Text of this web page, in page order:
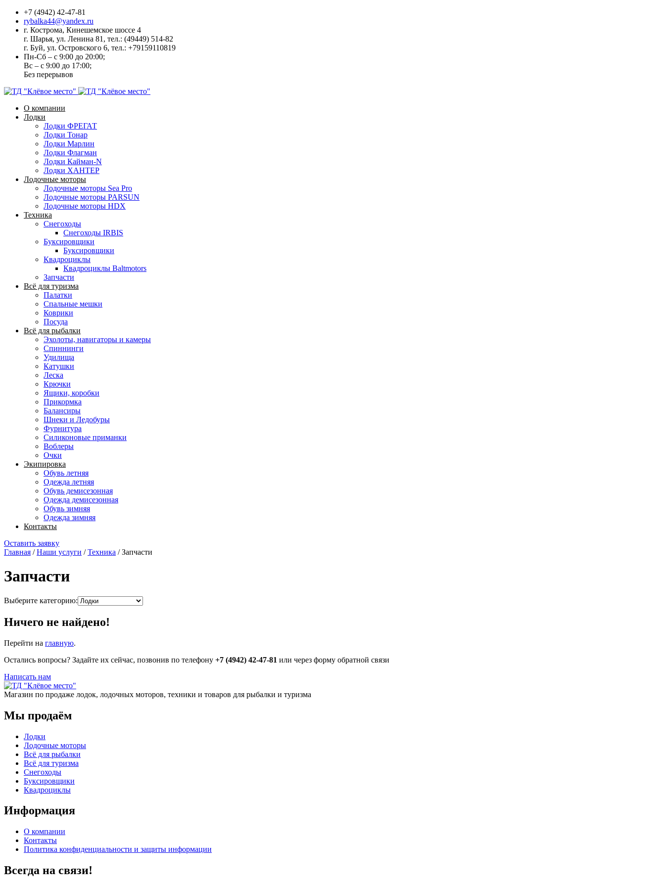
+7 (4942) 42-47-81
rybalka44@yandex.ru
г. Кострома, Кинешемское шоссе 4
г. Шарья, ул. Ленина 81, тел.: (49449) 514-82
г. Буй, ул. Островского 6, тел.: +79159110819
Пн-Сб – с 9:00 до 20:00;
Вс – с 9:00 до 17:00;
Без перерывов
О компании
Лодки
Лодки ФРЕГАТ
Лодки Тонар
Лодки Марлин
Лодки Флагман
Лодки Кайман-N
Лодки ХАНТЕР
Лодочные моторы
Лодочные моторы Sea Pro
Лодочные моторы PARSUN
Лодочные моторы HDX
Техника
Снегоходы
Снегоходы IRBIS
Буксировщики
Буксировщики
Квадроциклы
Квадроциклы Baltmotors
Запчасти
Всё для туризма
Палатки
Спальные мешки
Коврики
Посуда
Всё для рыбалки
Эхолоты, навигаторы и камеры
Спиннинги
Удилища
Катушки
Леска
Крючки
Ящики, коробки
Прикормка
Балансиры
Шнеки и Ледобуры
Фурнитура
Силиконовые приманки
Воблеры
Очки
Экипировка
Обувь летняя
Одежда летняя
Обувь демисезонная
Одежда демисезонная
Обувь зимняя
Одежда зимняя
Контакты
Оставить заявку
Главная /Наши услуги /Техника /Запчасти
Запчасти
Выберите категорию:
Ничего не найдено!
Перейти на главную.
Остались вопросы? Задайте их сейчас, позвонив по телефону +7 (4942) 42-47-81 или через форму обратной связи
Написать нам
Магазин по продаже лодок, лодочных моторов, техники и товаров для рыбалки и туризма
Мы продаём
Лодки
Лодочные моторы
Всё для рыбалки
Всё для туризма
Снегоходы
Буксировщики
Квадроциклы
Информация
О компании
Контакты
Политика конфиденциальности и защиты информации
Всегда на связи!